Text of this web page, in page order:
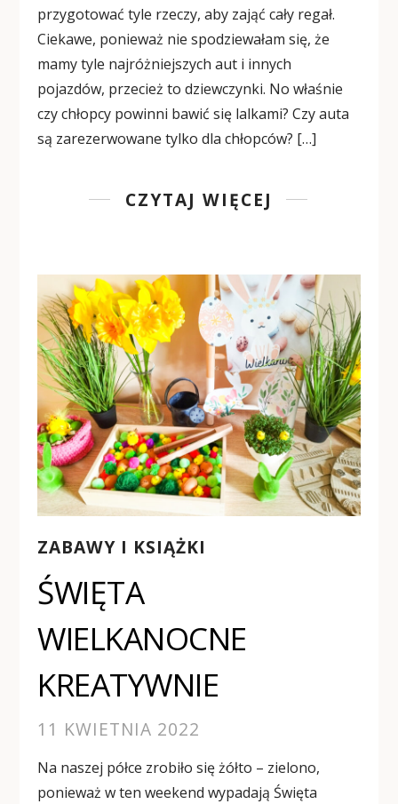
przygotować tyle rzeczy, aby zająć cały regał.
Ciekawe, ponieważ nie spodziewałam się, że
mamy tyle najróżniejszych aut i innych
pojazdów, przecież to dziewczynki. No właśnie
czy chłopcy powinni bawić się lalkami? Czy auta
są zarezerwowane tylko dla chłopców? […]
CZYTAJ WIĘCEJ
ZABAWY I KSIĄŻKI
ŚWIĘTA
WIELKANOCNE
KREATYWNIE
11 KWIETNIA 2022
Na naszej półce zrobiło się żółto – zielono,
ponieważ w ten weekend wypadają Święta